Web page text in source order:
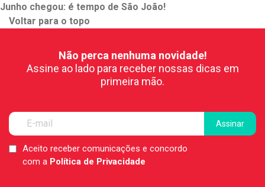
Junho chegou: é tempo de São João!
Voltar para o topo
Não perca nenhuma novidade!
Assine ao lado para receber nossas dicas em
primeira mão.
LGPDAceito receber comunicações e concordo
com a Política de Privacidade